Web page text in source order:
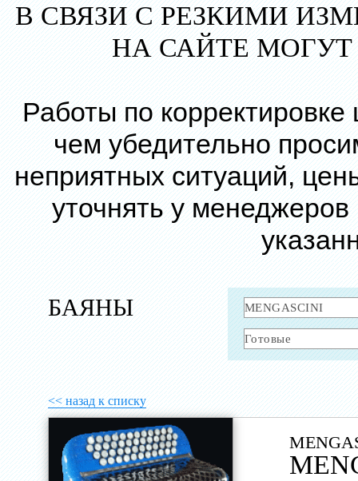
В СВЯЗИ С РЕЗКИМИ
НА САЙТЕ
Работы по
чем убедительно
неприятных ситуаций,
уточнять у
БАЯНЫ
<< назад к списку